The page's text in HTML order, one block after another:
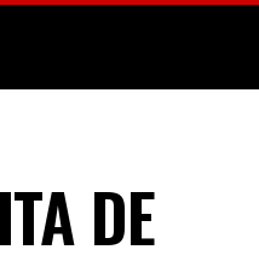
DE